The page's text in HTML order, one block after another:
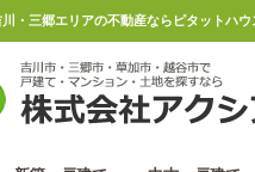
・三郷エリアの不動産ならピタットハ